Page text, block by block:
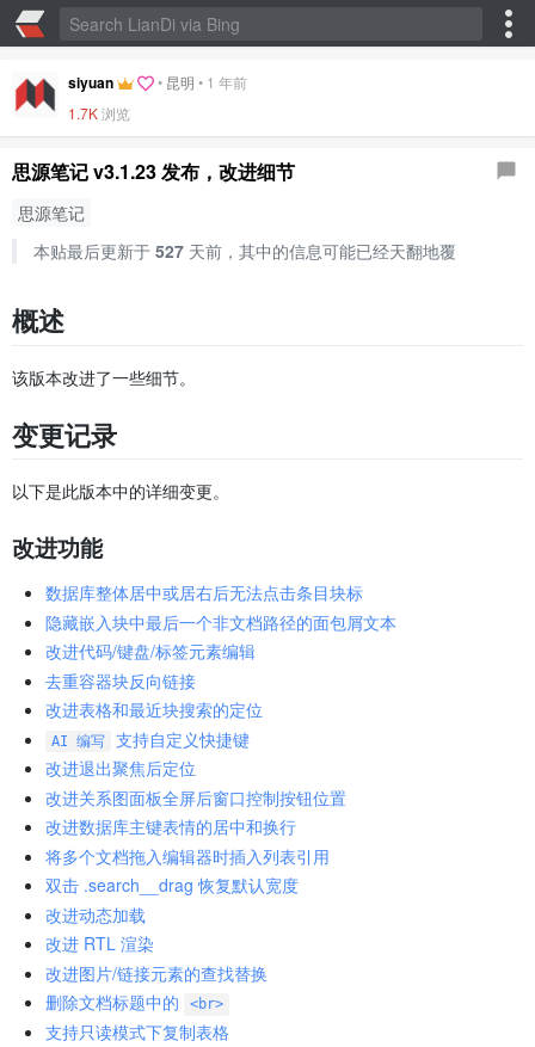
siyuan • 昆明 • 1 年前
1.7K浏览
思源笔记 v3.1.23 发布，改进细节
思源笔记
本贴最后更新于 527天前，其中的信息可能已经天翻地覆
概述
该版本改进了一些细节。
变更记录
以下是此版本中的详细变更。
改进功能
数据库整体居中或居右后无法点击条目块标
隐藏嵌入块中最后一个非文档路径的面包屑文本
改进代码/键盘/标签元素编辑
去重容器块反向链接
改进表格和最近块搜索的定位
AI 编写
支持自定义快捷键
改进退出聚焦后定位
改进关系图面板全屏后窗口控制按钮位置
改进数据库主键表情的居中和换行
将多个文档拖入编辑器时插入列表引用
双击 .search__drag 恢复默认宽度
改进动态加载
改进 RTL 渲染
改进图片/链接元素的查找替换
删除文档标题中的
<br>
支持只读模式下复制表格